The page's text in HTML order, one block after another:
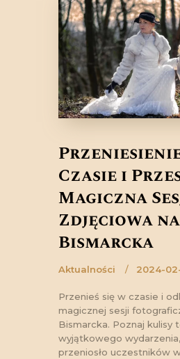
Czasie i
Magiczna
Zdjęciowa na
Bismarcka
Aktualności 2024-
Przenieś się w czasie i
magicznej sesji
Bismarcka. Poznaj kulisy
wyjątkowego
przeniosło uczestników